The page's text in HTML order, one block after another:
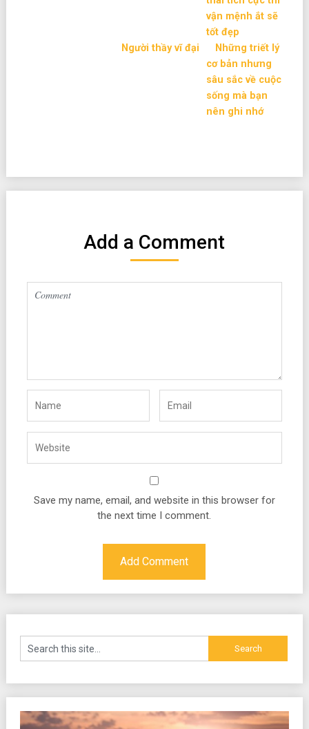
vận mệnh ắt sẽ
tốt đẹp
Người thầy vĩ đại
Những triết lý
cơ bản nhưng
sâu sắc về cuộc
sống mà bạn
nên ghi nhớ
Add a Comment
Save my name, email, and website in this browser for
the next time I comment.